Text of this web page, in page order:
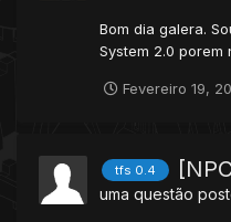
Bom dia galera.
System 2.0
Fevereiro 19,
tfs 0.4
uma questão